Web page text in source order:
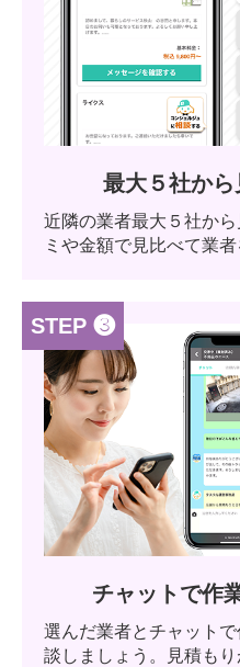
最大５社から
近隣の業者最大５社か
ミや金額で見比べて業者
STEP ❸
チャットで作
選んだ業者とチャット
談しましょう。見積も